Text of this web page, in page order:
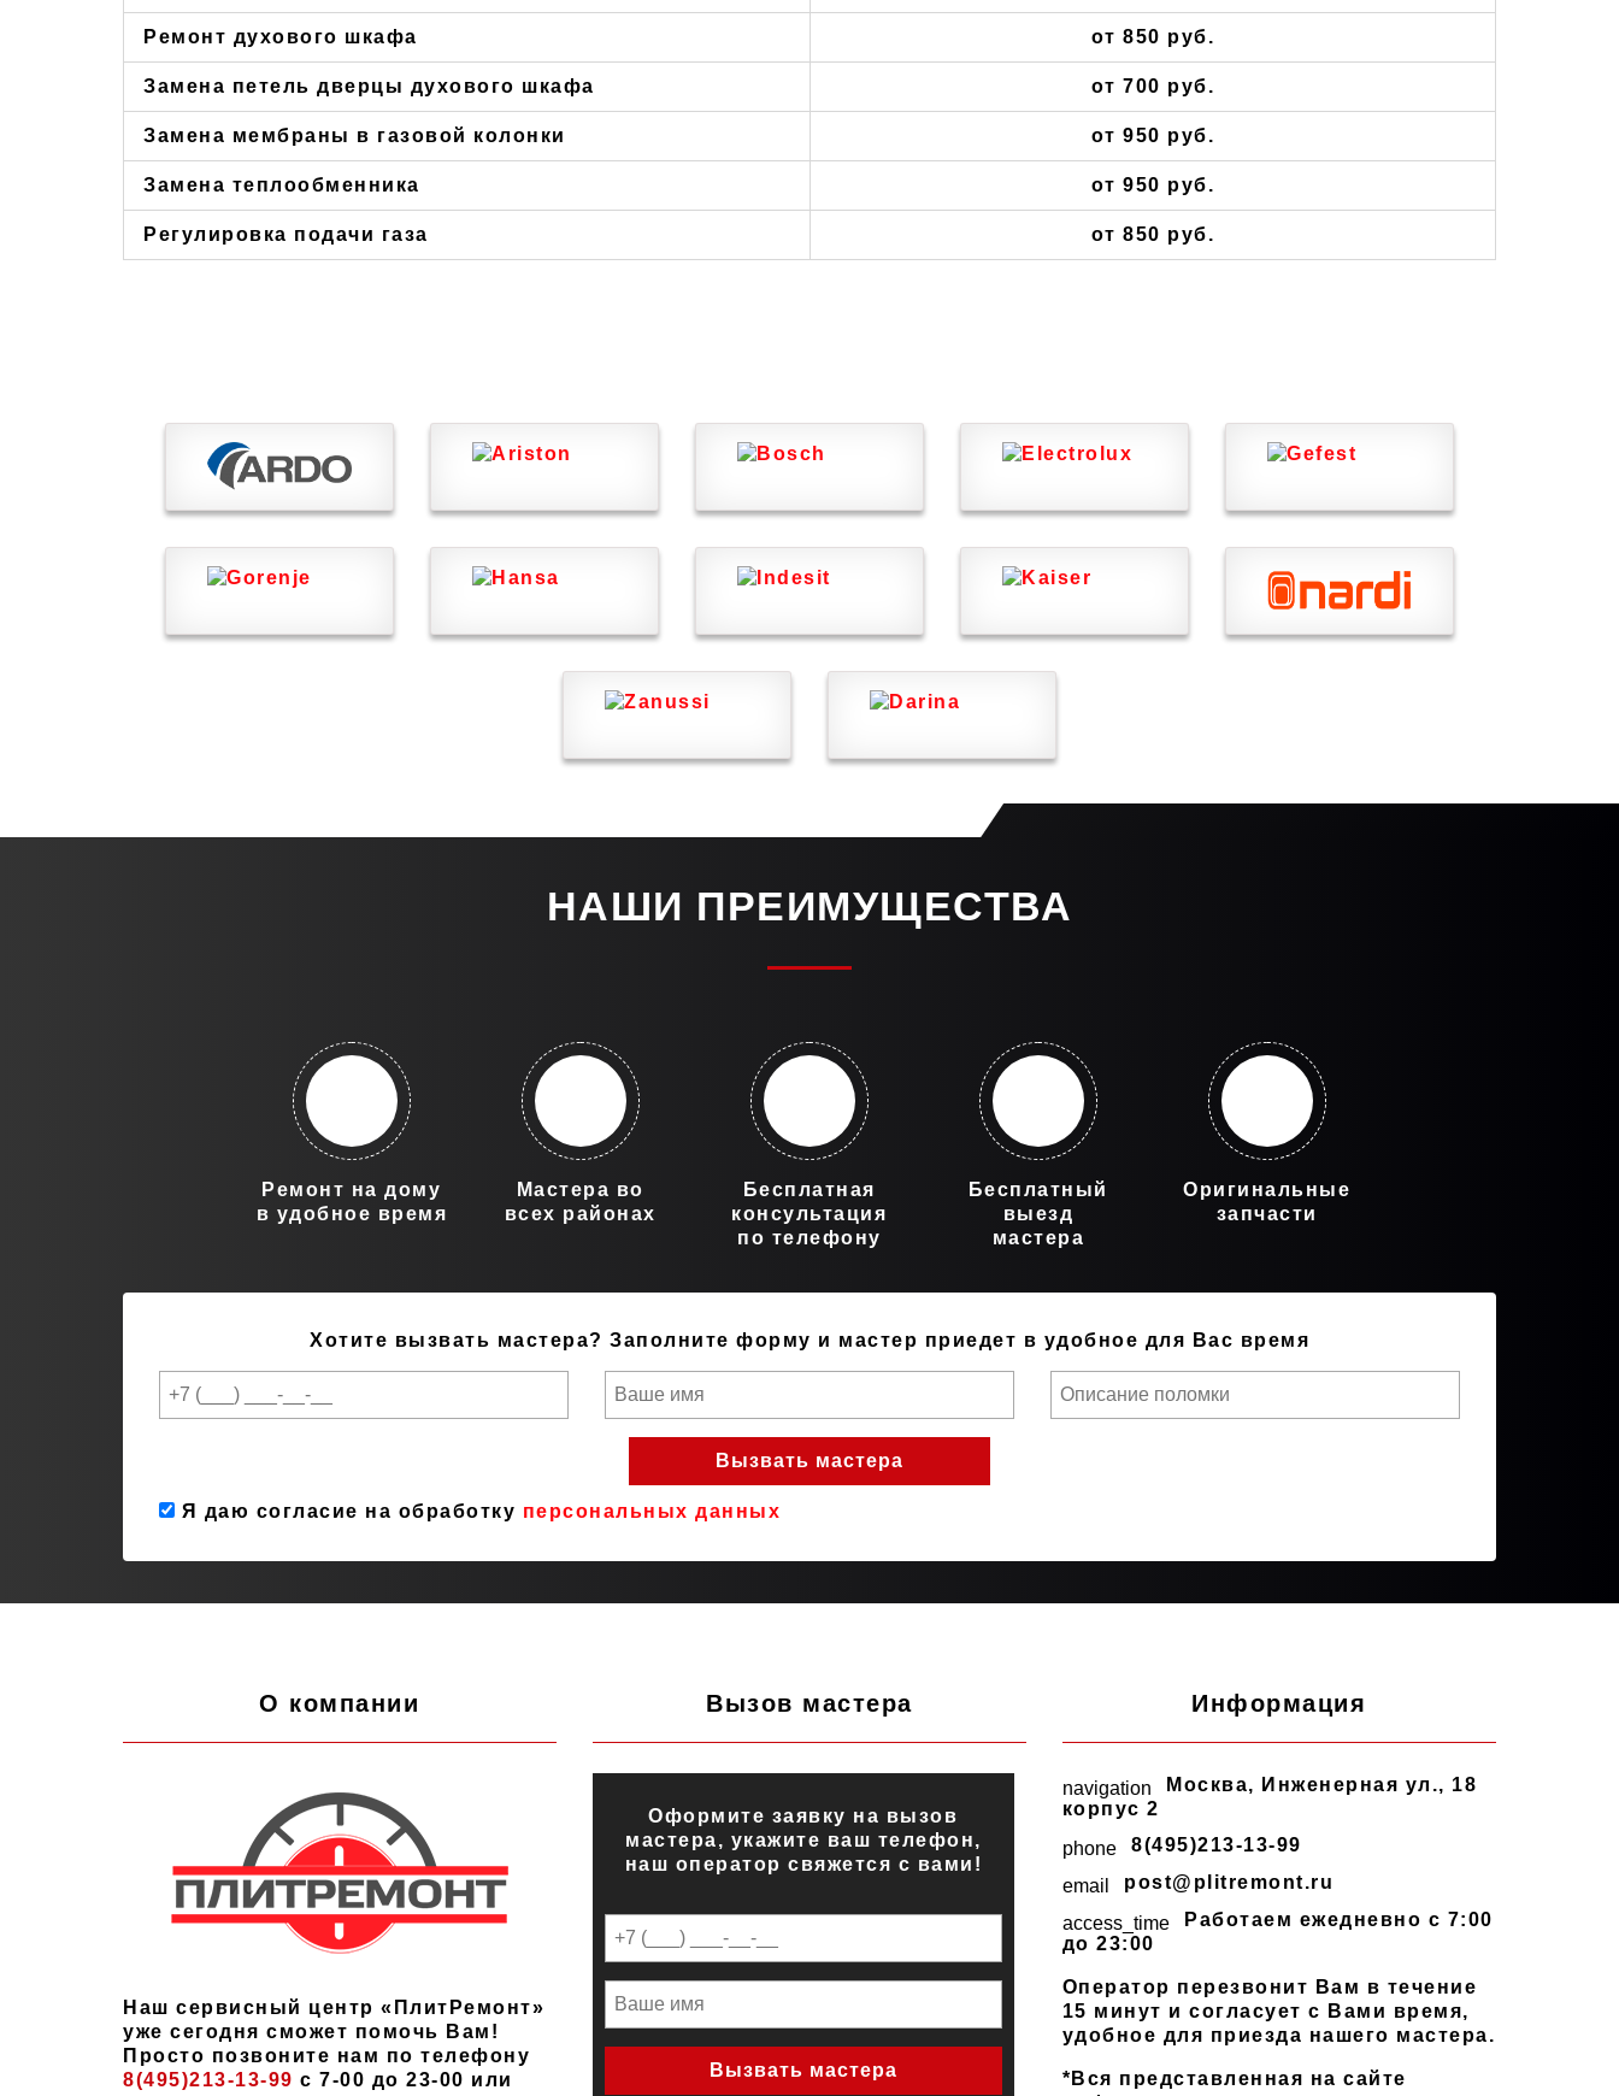
Ремонт духового шкафа от 850 руб.
Замена петель дверцы духового шкафа от 700 руб.
Замена мембраны в газовой колонки от 950 руб.
Замена теплообменника от 950 руб.
Регулировка подачи газа от 850 руб.
НАШИ ПРЕИМУЩЕСТВА
Ремонт на дому
в удобное время
Мастера во
всех районах
Бесплатная
консультация
по телефону
Бесплатный
выезд
мастера
Оригинальные
запчасти
Хотите вызвать мастера? Заполните форму и мастер приедет в удобное для Вас время
Я даю согласие на обработку персональных данных
О компании
Наш сервисный центр «ПлитРемонт»
уже сегодня сможет помочь Вам!
Просто позвоните нам по телефону
8(495)213-13-99 с 7-00 до 23-00 или
Вызов мастера
Оформите заявку на вызов
мастера, укажите ваш телефон,
наш оператор свяжется с вами!
Информация
navigation Москва, Инженерная ул., 18
корпус 2
phone
8(495)213-13-99
email
post@plitremont.ru
access_time
Работаем ежедневно c 7:00
до 23:00
Оператор перезвонит Вам в течение
15 минут и согласует с Вами время,
удобное для приезда нашего мастера.
*Вся представленная на сайте